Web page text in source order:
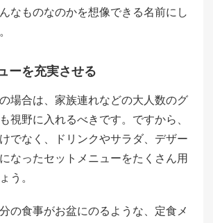
なものなのかを想像できる名前にし
ーを充実させる
場合は、家族連れなどの大人数のグ
視野に入れるべきです。ですから、
でなく、ドリンクやサラダ、デザー
なったセットメニューをたくさん用
う。
の食事がお盆にのるような、定食メ